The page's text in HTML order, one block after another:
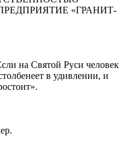
«ГРАНИТ-
на Святой Руси человек
в удивлении, и